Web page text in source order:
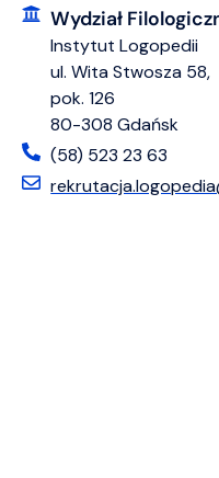
Wydział
Instytut Logopedii
ul. Wita Stwosza 58,
pok. 126
80-308 Gdańsk
(58) 523 23 63